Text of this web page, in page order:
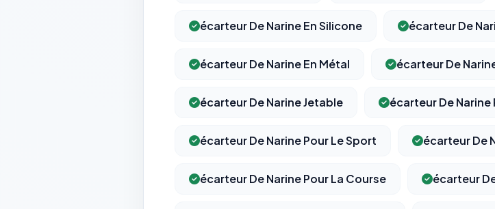
écarteur De Narine En Silicone écarteur De
écarteur De Narine En Métal écarteur De
écarteur De Narine Jetable écarteur De
écarteur De Narine Pour Le Sport écarteur De
écarteur De Narine Pour La Course écarteur
Meta/Facebook). Vous pouvez les refuser
Les e-mails peuvent contenir un pixel
bandeau cookies
(cadre distinct du site
écrivez à
(section Traceurs dans les